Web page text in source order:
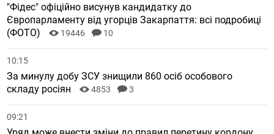
"Фідес" офіційно висунув кандидатку до
Європарламенту від угорців Закарпаття: всі подробиці
(ФОТО)
19446 10
10:15
За минулу добу ЗСУ знищили 860 осіб особового
складу росіян
4853 3
09:21